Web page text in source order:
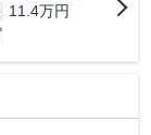
11.4万円